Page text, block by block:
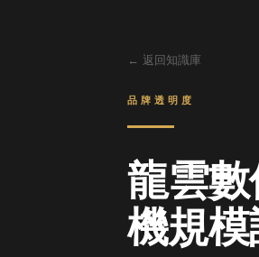
← 返回知識庫
品牌透明度
龍雲
機規